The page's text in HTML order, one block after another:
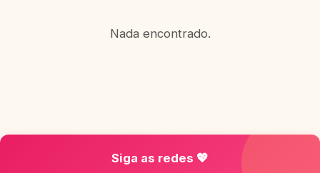
Nada encontrado.
Siga as redes 💖